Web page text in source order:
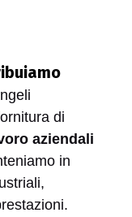
di
aziendali
in